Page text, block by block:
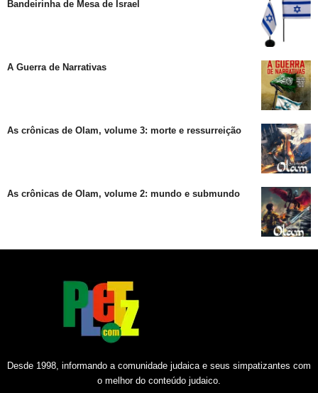
Bandeirinha de Mesa de Israel
A Guerra de Narrativas
As crônicas de Olam, volume 3: morte e ressurreição
As crônicas de Olam, volume 2: mundo e submundo
Desde 1998, informando a comunidade judaica e seus simpatizantes com
o melhor do conteúdo judaico.